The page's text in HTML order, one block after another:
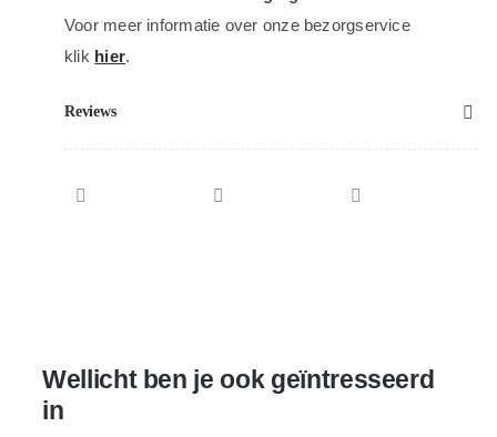
Voor meer informatie over onze bezorgservice
klik hier.
Reviews
Wellicht ben je ook geïntresseerd
in